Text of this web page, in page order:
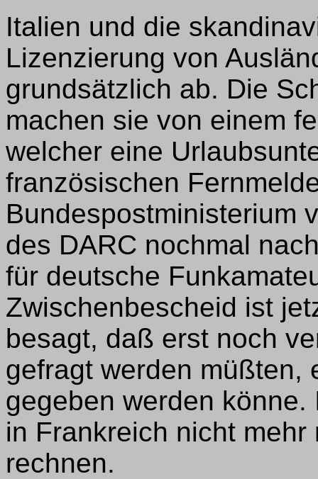
Italien und die
Lizenzierung von
grundsätzlich ab. Die
machen sie von einem
welcher eine
französischen
Bundespostministerium
des DARC nochmal
für deutsche
Zwischenbescheid ist
besagt, daß erst noch
gefragt werden müßten,
gegeben werden
in Frankreich nicht
rechnen.